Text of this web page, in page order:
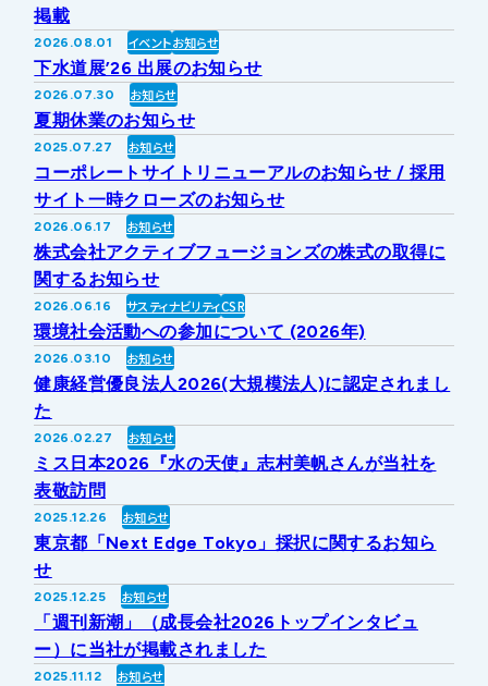
グループ会社について
協業・パートナー募集
採用情報
ソフトウェア開発
その他事業
新しい取り組み
IRニュース
IRライブラリー
IRカレンダー
個人投資家の皆様へ
IR方針・免責事項
For Overseas
協業・パートナー募集
お問い合わせ
公式 広報
掲載
2026.08.01 イベントお知らせ
下水道展’26 出展のお知らせ
2026.07.30 お知らせ
夏期休業のお知らせ
2025.07.27 お知らせ
コーポレートサイトリニューアルのお知らせ / 採用
サイト一時クローズのお知らせ
2026.06.17 お知らせ
株式会社アクティブフュージョンズの株式の取得に
関するお知らせ
2026.06.16 サスティナビリティCSR
環境社会活動への参加について (2026年)
2026.03.10 お知らせ
健康経営優良法人2026(大規模法人)に認定されまし
た
2026.02.27 お知らせ
ミス日本2026『水の天使』志村美帆さんが当社を
表敬訪問
2025.12.26 お知らせ
東京都「Next Edge Tokyo」採択に関するお知ら
せ
2025.12.25 お知らせ
「週刊新潮」（成長会社2026トップインタビュ
ー）に当社が掲載されました
2025.11.12 お知らせ